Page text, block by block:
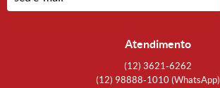
Atendimento
(12) 3621-6262
(12) 98888-1010 (WhatsApp)